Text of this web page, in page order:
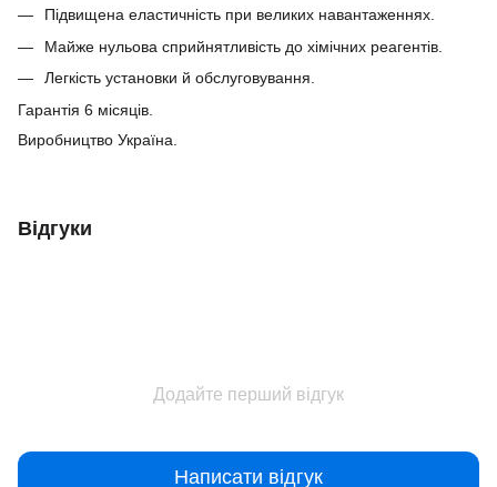
Підвищена еластичність при великих навантаженнях.
Майже нульова сприйнятливість до хімічних реагентів.
Легкість установки й обслуговування.
Гарантія 6 місяців.
Виробництво Україна.
Відгуки
Додайте перший відгук
Написати відгук